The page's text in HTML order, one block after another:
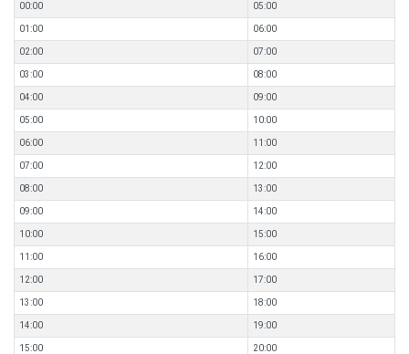
00:00 05:00
01:00 06:00
02:00 07:00
03:00 08:00
04:00 09:00
05:00 10:00
06:00 11:00
07:00 12:00
08:00 13:00
09:00 14:00
10:00 15:00
11:00 16:00
12:00 17:00
13:00 18:00
14:00 19:00
15:00 20:00